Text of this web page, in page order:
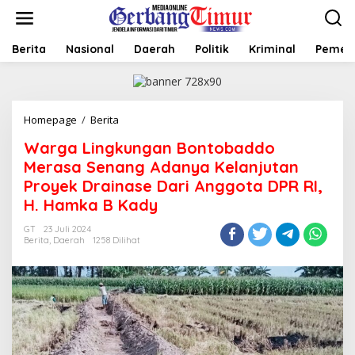
t
Berita Nasional Daerah Politik Kriminal
Homepage / Berita
r
g
a
L
i
g
k
n
g
a
n
B
o
Warga Lingkungan Bontobaddo
Merasa Senang Adanya Kelanjutan
Proyek Drainase Dari Anggota DPR RI,
H. Hamka B Kady
GT
23 Juli 2024
Berita, Daerah 1258 Dilihat